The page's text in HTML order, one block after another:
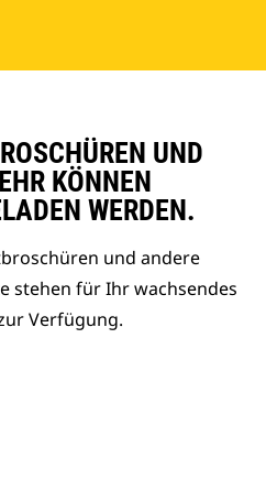
UND
KÖNNEN
WERDEN.
und andere
stehen für Ihr wachsendes
Verfügung.